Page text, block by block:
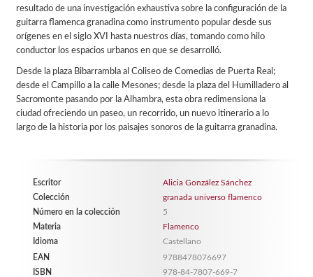
resultado de una investigación exhaustiva sobre la configuración de la
guitarra flamenca granadina como instrumento popular desde sus
orígenes en el siglo XVI hasta nuestros días, tomando como hilo
conductor los espacios urbanos en que se desarrolló.
Desde la plaza Bibarrambla al Coliseo de Comedias de Puerta Real;
desde el Campillo a la calle Mesones; desde la plaza del Humilladero al
Sacromonte pasando por la Alhambra, esta obra redimensiona la
ciudad ofreciendo un paseo, un recorrido, un nuevo itinerario a lo
largo de la historia por los paisajes sonoros de la guitarra granadina.
Escritor
Alicia González Sánchez
Colección
granada universo flamenco
Número en la colección
5
Materia
Flamenco
Idioma
Castellano
EAN
9788478076697
ISBN
978-84-7807-669-7